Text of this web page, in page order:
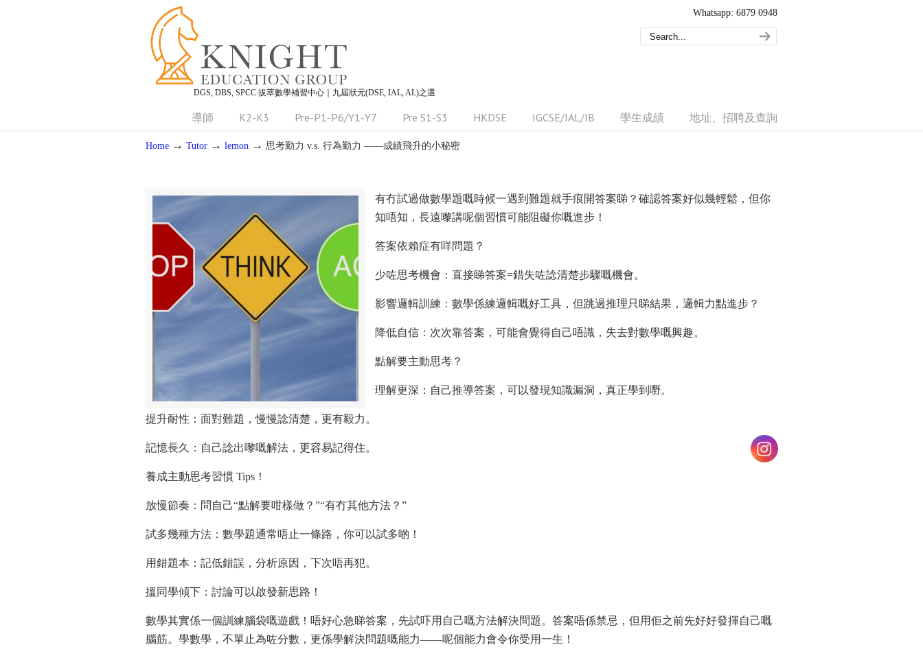
DGS, DBS, SPCC 拔萃數學補習中心｜九屆狀元(DSE, IAL, AL)之選
Whatsapp: 6879 0948
導師 K2-K3 Pre-P1-P6/Y1-Y7 Pre S1-S3 HKDSE IGCSE/IAL/IB 學生成績 地址、招聘及查詢
Home → Tutor → lemon → 思考勤力 v.s. 行為勤力 ——成績飛升的小秘密
有冇試過做數學題嘅時候一遇到難題就手痕開答案睇？確認答案好似幾輕鬆，但你
知唔知，長遠嚟講呢個習慣可能阻礙你嘅進步！
答案依賴症有咩問題？
少咗思考機會：直接睇答案=錯失咗諗清楚步驟嘅機會。
影響邏輯訓練：數學係練邏輯嘅好工具，但跳過推理只睇結果，邏輯力點進步？
降低自信：次次靠答案，可能會覺得自己唔識，失去對數學嘅興趣。
點解要主動思考？
理解更深：自己推導答案，可以發現知識漏洞，真正學到嘢。
提升耐性：面對難題，慢慢諗清楚，更有毅力。
記憶長久：自己諗出嚟嘅解法，更容易記得住。
養成主動思考習慣 Tips！
放慢節奏：問自己“點解要咁樣做？”“有冇其他方法？”
試多幾種方法：數學題通常唔止一條路，你可以試多啲！
用錯題本：記低錯誤，分析原因，下次唔再犯。
搵同學傾下：討論可以啟發新思路！
數學其實係一個訓練腦袋嘅遊戲！唔好心急睇答案，先試吓用自己嘅方法解決問題。答案唔係禁忌，但用佢之前先好好發揮自己嘅
腦筋。學數學，不單止為咗分數，更係學解決問題嘅能力——呢個能力會令你受用一生！